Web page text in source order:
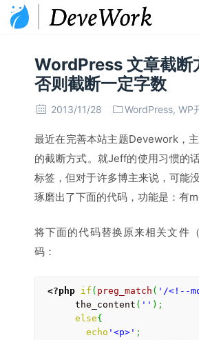
WordPress 文章截断
否则截断一定字数
2013/11/28 WordPress,WP
最近在完善本站主题Devework，
的截断方式。就Jeff的使用习惯的
标签，但对于许多博主来说，可能
琢磨出了下面的代码，功能是：有
将下面的代码替换原来相关文件
码：
<?php if ( preg_match ( '/<!--
      the_content
( '' ) ;
else{
echo '<p>' ;